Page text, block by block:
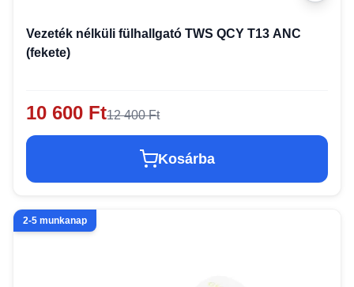
Vezeték nélküli fülhallgató TWS QCY T13 ANC
(fekete)
10 600 Ft12 400 Ft
Kosárba
2-5 munkanap